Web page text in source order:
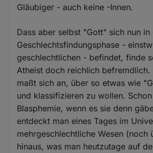
Gläubiger - auch keine -Innen.
Dass aber selbst "Gott" sich nun in
Geschlechtsfindungsphase -
geschlechtlichen - befindet, finde
Atheist doch reichlich befremdlich.
maßt sich an, über so etwas wie
und klassifizieren zu wollen.
Blasphemie, wenn es sie denn
entdeckt man eines Tages im
mehrgeschlechtliche Wesen (noch
hinaus, was man heutzutage auf